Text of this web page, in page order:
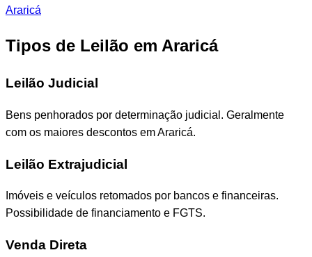
Araricá
Tipos de Leilão em Araricá
Leilão Judicial
Bens penhorados por determinação judicial. Geralmente
com os maiores descontos em Araricá.
Leilão Extrajudicial
Imóveis e veículos retomados por bancos e financeiras.
Possibilidade de financiamento e FGTS.
Venda Direta